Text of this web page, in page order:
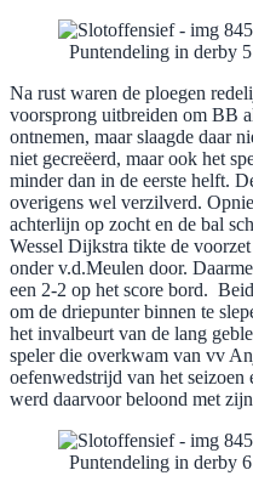
Puntendeling in derby 5
Na rust waren de ploegen
voorsprong uitbreiden om BB
ontnemen, maar slaagde daar
niet gecreëerd, maar ook het
minder dan in de eerste helft.
overigens wel verzilverd.
achterlijn op zocht en de bal
Wessel Dijkstra tikte de
onder v.d.Meulen door.
een 2-2 op het score bord.
om de driepunter binnen te
het invalbeurt van de lang
speler die overkwam van vv
oefenwedstrijd van het seizoen
werd daarvoor beloond met
Puntendeling in derby 6